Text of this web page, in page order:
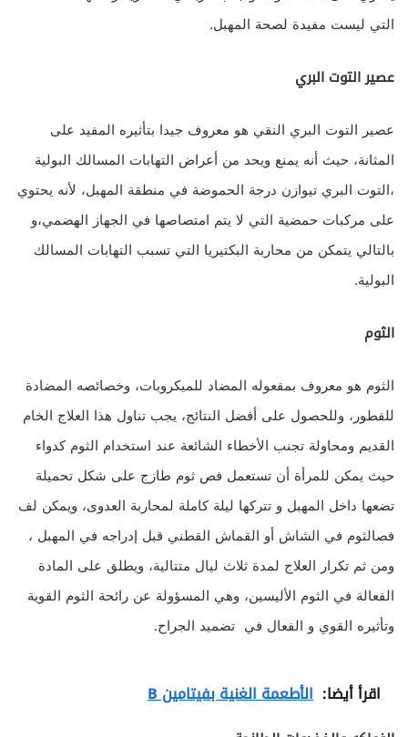
التي ليست مفيدة لصحة المهبل.
عصير التوت البري
عصير التوت البري النقي هو معروف جيدا بتأثيره المفيد على
المثانة، حيث أنه يمنع ويحد من أعراض التهابات المسالك البولية
،التوت البري تيوازن درجة الحموضة في منطقة المهبل، لأنه يحتوي
على مركبات حمضية التي لا يتم امتصاصها في الجهاز الهضمي،و
بالتالي يتمكن من محاربة البكتيريا التي تسبب التهابات المسالك
البولية.
الثوم
الثوم هو معروف بمفعوله المضاد للميكروبات، وخصائصه المضادة
للفطور، وللحصول على أفضل النتائج، يجب تناول هذا العلاج الخام
القديم ومحاولة تجنب الأخطاء الشائعة عند استخدام الثوم كدواء
حيث يمكن للمرأة أن تستعمل فص ثوم طازج على شكل تحميلة
تضعها داخل المهبل و تتركها ليلة كاملة لمحاربة العدوى، ويمكن لف
فصالثوم في الشاش أو القماش القطني قبل إدراجه في المهبل ،
ومن ثم تكرار العلاج لمدة ثلاث ليال متتالية، ويطلق على المادة
الفعالة في الثوم الأليسين، وهي المسؤولة عن رائحة الثوم القوية
وتأثيره القوي و الفعال في تضميد الجراح.
اقرأ أيضا: الأطعمة الغنية بفيتامين B